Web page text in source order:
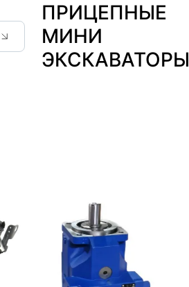
ПРИЦЕПНЫЕ
МИНИ
ЭКСКАВАТОРЫ